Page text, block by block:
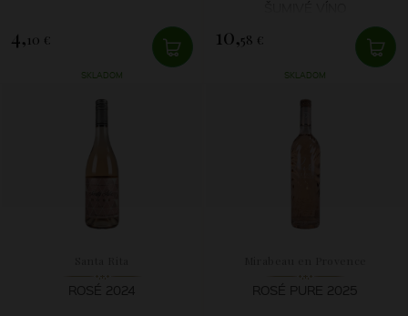
4, 10 €
SKLADOM
10,58 €
SKLADOM
ROSÉ 2024 ROSÉ PURE 2025